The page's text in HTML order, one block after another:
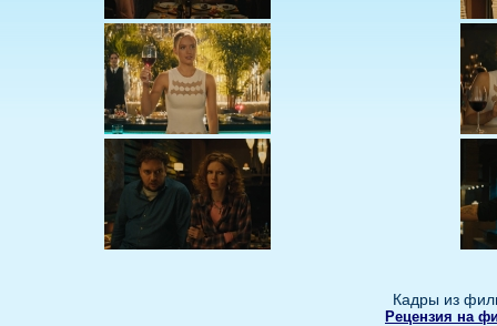
Кадры из
Рецензия на